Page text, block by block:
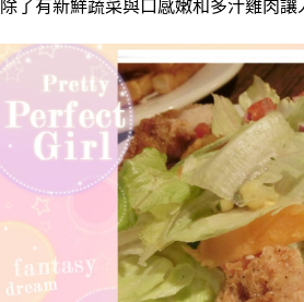
除了有新鮮蔬菜與口感嫩和多汁雞肉讓